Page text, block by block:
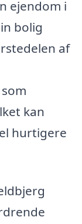
ejendom i
bolig
af
kan
hurtigere